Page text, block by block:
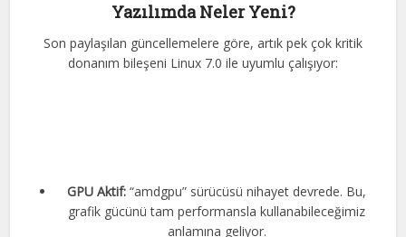
Yazılımda Neler Yeni?
Son paylaşılan güncellemelere göre, artık pek çok kritik
donanım bileşeni Linux 7.0 ile uyumlu çalışıyor:
GPU Aktif: “amdgpu” sürücüsü nihayet devrede. Bu,
grafik gücünü tam performansla kullanabileceğimiz
anlamına geliyor.